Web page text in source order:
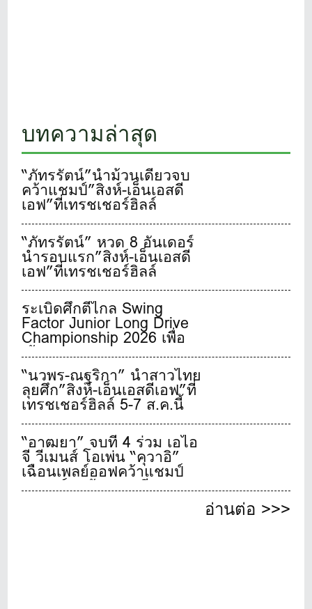
บทความล่าสุด
“ภัทรรัตน์”นำม้วนเดียวจบ
คว้าแชมป์”สิงห์-เอ็นเอสดี
เอฟ”ที่เทรชเชอร์ฮิลล์
“ภัทรรัตน์” หวด 8 อันเดอร์
นำรอบแรก”สิงห์-เอ็นเอสดี
เอฟ”ที่เทรชเชอร์ฮิลล์
ระเบิดศึกตีไกล Swing
Factor Junior Long Drive
Championship 2026 เพื่อ
เฟ้นหาสุดยอดเยาวชนจอม
พลังตีไกลชาวไทย
“นวพร-ณฐริกา” นำสาวไทย
ลุยศึก”สิงห์-เอ็นเอสดีเอฟ”ที่
เทรชเชอร์ฮิลล์ 5-7 ส.ค.นี้
“อาฒยา” จบที่ 4 ร่วม เอไอ
จี วีเมนส์ โอเพ่น “คุวาอิ”
เฉือนเพลย์ออฟคว้าแชมป์
เมเจอร์สุดท้ายของปี
อ่านต่อ >>>